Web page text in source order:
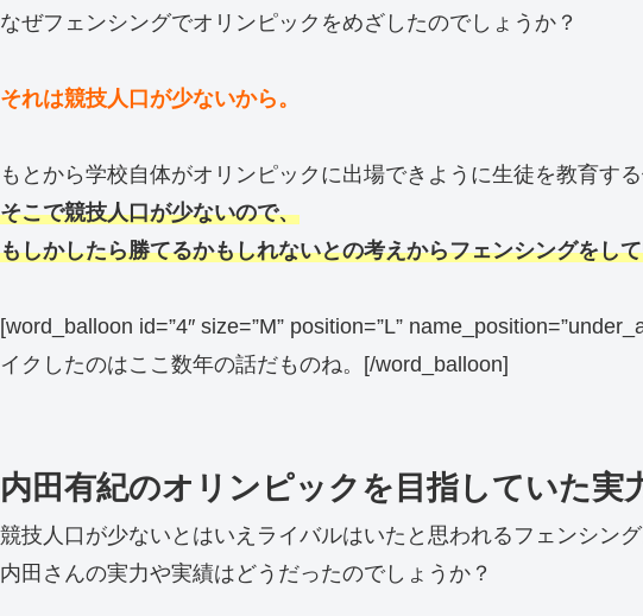
なぜフェンシングでオリンピックをめざしたのでしょうか？
それは競技人口が少ないから。
もとから学校自体がオリンピックに出場できように生徒を教育する
そこで競技人口が少ないので、
もしかしたら勝てるかもしれないとの考えからフェンシングをし
[word_balloon id=”4″ size=”M” position=”L”
イクしたのはここ数年の話だものね。[/word_balloon]
内田有紀のオリンピックを目指していた実
競技人口が少ないとはいえライバルはいたと思われるフェンシング
内田さんの実力や実績はどうだったのでしょうか？